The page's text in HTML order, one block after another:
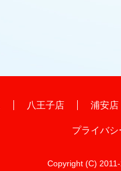
八王子店 浦安店
プライバ
Copyright (C) 2011-